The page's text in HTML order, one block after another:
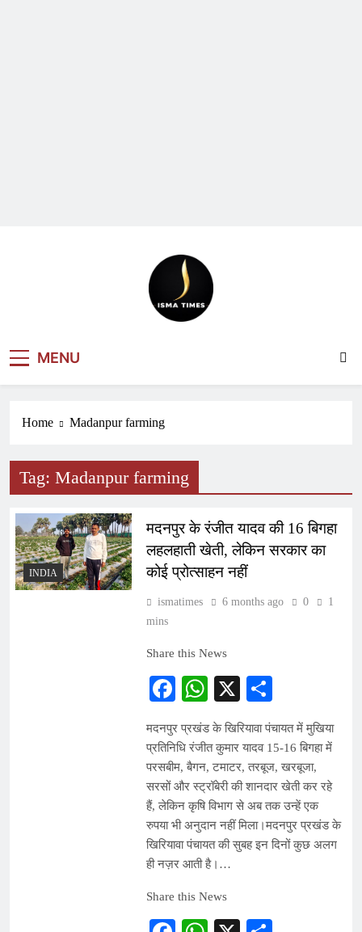
MENU
Home Madanpur farming
Tag: Madanpur farming
INDIA
मदनपुर के रंजीत यादव की 16 बिगहा
लहलहाती खेती, लेकिन सरकार का
कोई प्रोत्साहन नहीं
ismatimes 6 months ago 0
1
mins
Share this News
Facebook
WhatsApp
X
मदनपुर प्रखंड के खिरियावा पंचायत में मुखिया
प्रतिनिधि रंजीत कुमार यादव 15-16 बिगहा में
परसबीम, बैगन, टमाटर, तरबूज, खरबूजा,
सरसों और स्ट्रॉबेरी की शानदार खेती कर रहे
हैं, लेकिन कृषि विभाग से अब तक उन्हें एक
रुपया भी अनुदान नहीं मिला।मदनपुर प्रखंड के
खिरियावा पंचायत की सुबह इन दिनों कुछ अलग
ही नज़र आती है।…
Share this News